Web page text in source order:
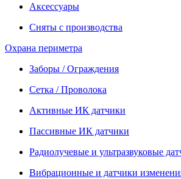
Аксессуары
Сняты с производства
Охрана периметра
Заборы / Ограждения
Сетка / Проволока
Активные ИК датчики
Пассивные ИК датчики
Радиолучевые и ультразвуковые
Вибрационные и датчики